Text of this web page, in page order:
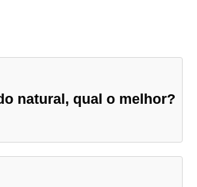
natural, qual o melhor?